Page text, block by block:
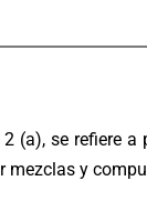
(a), se refiere
y